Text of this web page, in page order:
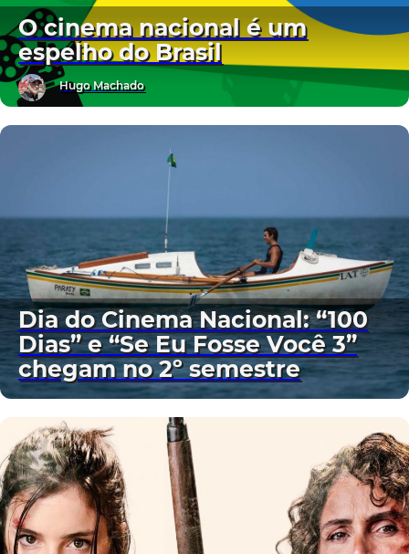
O cinema nacional é um
espelho do Brasil
Hugo Machado
Dia do Cinema Nacional: “100
Dias” e “Se Eu Fosse Você 3”
chegam no 2º semestre